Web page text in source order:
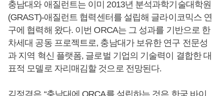
충남대와 애질런트는 이미 2013년 분석과학기술대학원
(GRAST)-애질런트 협력센터를 설립해 글라이코믹스 연
구에 협력해 왔다. 이번 ORCA는 그 성과를 기반으로 한
차세대 공동 프로젝트로, 충남대가 보유한 연구 전문성
과 지역 혁신 플랫폼, 글로벌 기업의 기술력이 결합한 대
표적 모델로 자리매김할 것으로 전망된다.
김정겸은 “충남대에 ORCA를 설립하는 것은 한국 바이